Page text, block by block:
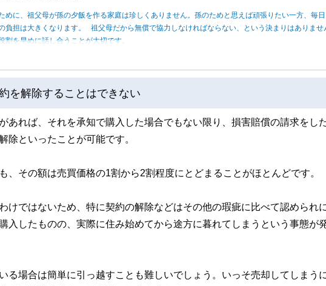
めに、祖父母が孫の夕飯を作る家庭は珍しくありません。孫のためと思えば頑張りたい一方、毎日
負担は大きくなります。 祖父母だから無償で協力しなければならない、という決まりはありませ
割を早めに話し合うことが大切です。
を解除することはできない
あれば、それを承知で購入した場合でもない限り、損害賠償の請求をした
除といったことが可能です。
、その額は売買価格の1割から2割程度にとどまることがほとんどです。
けではないため、特に契約の解除などはその他の瑕疵に比べて認められ
入したものの、実際に住み始めてから途方に暮れてしまうという事態が
る場合は簡単に引っ越すことも難しいでしょう。いっそ売却してしまう